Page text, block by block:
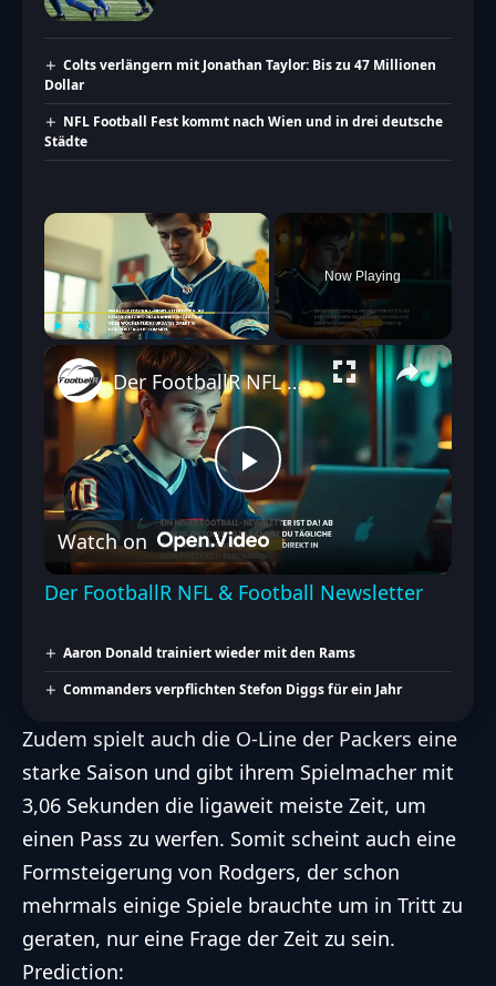
Colts verlängern mit Jonathan Taylor: Bis zu 47 Millionen
Dollar
NFL Football Fest kommt nach Wien und in drei deutsche
Städte
×
Fullscreen
Now Playing
Play
Video
Der FootballR NFL & Football Newsletter
Watch on
Der FootballR NFL & Football Newsletter
Aaron Donald trainiert wieder mit den Rams
Commanders verpflichten Stefon Diggs für ein Jahr
Zudem spielt auch die O-Line der Packers eine
starke Saison und gibt ihrem Spielmacher mit
3,06 Sekunden die ligaweit meiste Zeit, um
einen Pass zu werfen. Somit scheint auch eine
Formsteigerung von Rodgers, der schon
mehrmals einige Spiele brauchte um in Tritt zu
geraten, nur eine Frage der Zeit zu sein.
Prediction: